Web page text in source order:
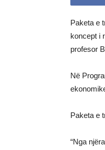
Paketa e
koncept i
profesor
Në
Paketa e
“Nga